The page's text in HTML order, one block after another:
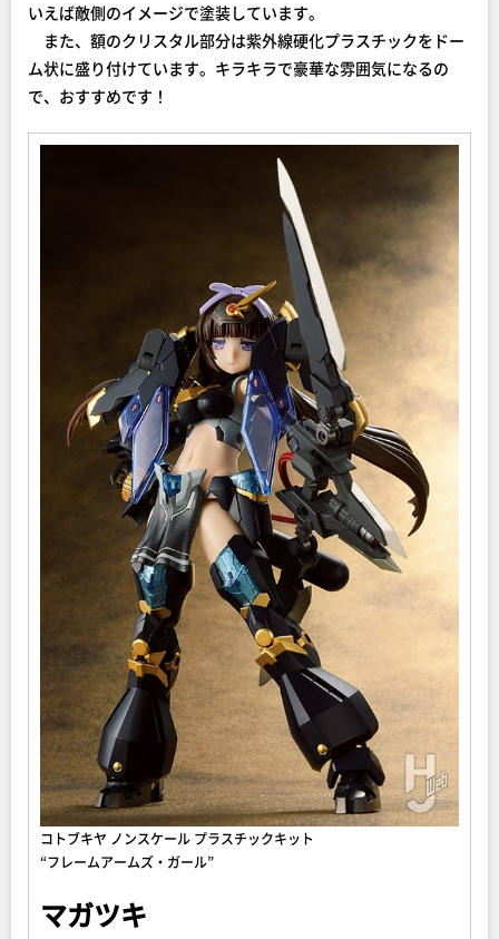
いえば敵側のイメージで塗装しています。
また、額のクリスタル部分は紫外線硬化プラスチックをドー
ム状に盛り付けています。キラキラで豪華な雰囲気になるの
で、おすすめです！
コトブキヤ ノンスケール プラスチックキット
“フレームアームズ・ガール”
マガツキ